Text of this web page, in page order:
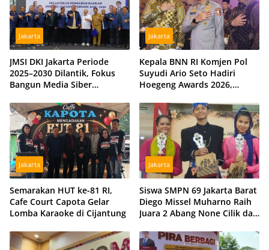
Jakarta
JMSI DKI Jakarta Periode
2025–2030 Dilantik, Fokus
Bangun Media Siber
Jakarta
Kepala BNN RI Komjen Pol
Suyudi Ario Seto Hadiri
Hoegeng Awards 2026,
Sinergi dengan Polri
Jakarta
Semarakan HUT ke-81 RI,
Cafe Court Capota Gelar
Lomba Karaoke di Cijantung
Jakarta
Siswa SMPN 69 Jakarta Barat
Diego Missel Muharno Raih
Juara 2 Abang None Cilik dan